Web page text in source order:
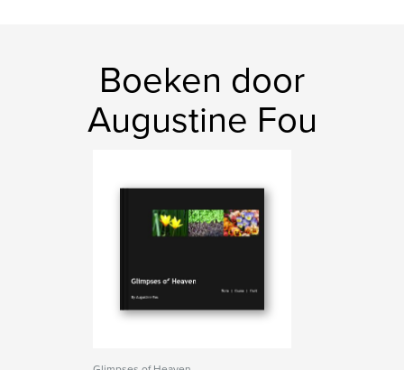
Boeken door
Augustine Fou